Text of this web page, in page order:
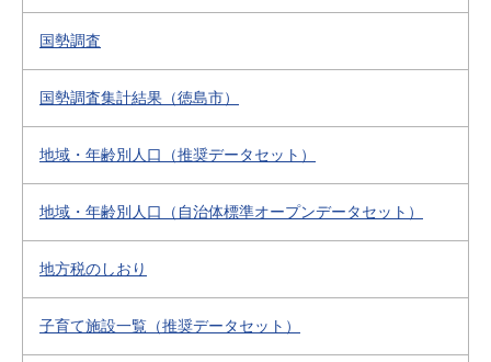
国勢調査
国勢調査集計結果（徳島市）
地域・年齢別人口（推奨データセット）
地域・年齢別人口（自治体標準オープンデータセット）
地方税のしおり
子育て施設一覧（推奨データセット）